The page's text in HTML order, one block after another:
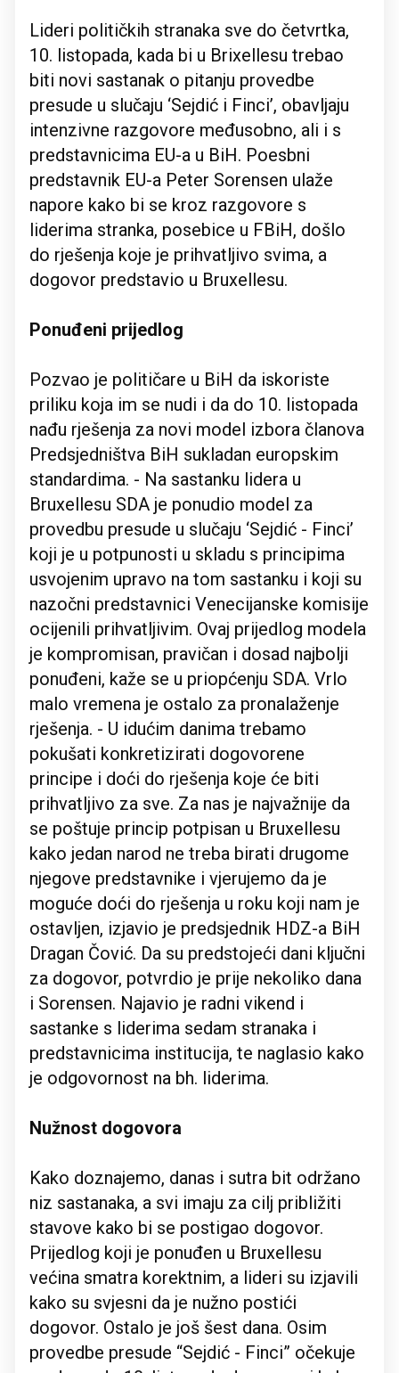
Lideri političkih stranaka sve do četvrtka,
10. listopada, kada bi u Brixellesu trebao
biti novi sastanak o pitanju provedbe
presude u slučaju ‘Sejdić i Finci’, obavljaju
intenzivne razgovore međusobno, ali i s
predstavnicima EU-a u BiH. Poesbni
predstavnik EU-a Peter Sorensen ulaže
napore kako bi se kroz razgovore s
liderima stranka, posebice u FBiH, došlo
do rješenja koje je prihvatljivo svima, a
dogovor predstavio u Bruxellesu.
Ponuđeni prijedlog
Pozvao je političare u BiH da iskoriste
priliku koja im se nudi i da do 10. listopada
nađu rješenja za novi model izbora članova
Predsjedništva BiH sukladan europskim
standardima. - Na sastanku lidera u
Bruxellesu SDA je ponudio model za
provedbu presude u slučaju ‘Sejdić - Finci’
koji je u potpunosti u skladu s principima
usvojenim upravo na tom sastanku i koji su
nazočni predstavnici Venecijanske komisije
ocijenili prihvatljivim. Ovaj prijedlog modela
je kompromisan, pravičan i dosad najbolji
ponuđeni, kaže se u priopćenju SDA. Vrlo
malo vremena je ostalo za pronalaženje
rješenja. - U idućim danima trebamo
pokušati konkretizirati dogovorene
principe i doći do rješenja koje će biti
prihvatljivo za sve. Za nas je najvažnije da
se poštuje princip potpisan u Bruxellesu
kako jedan narod ne treba birati drugome
njegove predstavnike i vjerujemo da je
moguće doći do rješenja u roku koji nam je
ostavljen, izjavio je predsjednik HDZ-a BiH
Dragan Čović. Da su predstojeći dani ključni
za dogovor, potvrdio je prije nekoliko dana
i Sorensen. Najavio je radni vikend i
sastanke s liderima sedam stranaka i
predstavnicima institucija, te naglasio kako
je odgovornost na bh. liderima.
Nužnost dogovora
Kako doznajemo, danas i sutra bit održano
niz sastanaka, a svi imaju za cilj približiti
stavove kako bi se postigao dogovor.
Prijedlog koji je ponuđen u Bruxellesu
većina smatra korektnim, a lideri su izjavili
kako su svjesni da je nužno postići
dogovor. Ostalo je još šest dana. Osim
provedbe presude “Sejdić - Finci” očekuje